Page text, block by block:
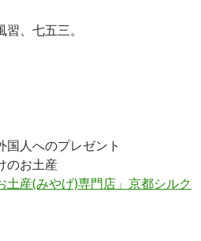
、七五三。
国人へのプレゼント
のお土産
土産(みやげ)専門店」京都シルク